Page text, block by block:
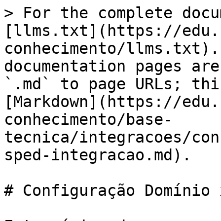
> For the complete
[llms.txt](https://
conhecimento/
documentation pages
`.md` to page URLs;
[Markdown](https://
conhecimento/base-
tecnica/integracoes/
sped-integracao.md).
# Configuração